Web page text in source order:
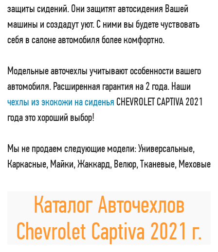
защиты сидений. Они защитят автосидения Вашей
машины и создадут уют. С ними вы будете чуствовать
себя в салоне автомобиля более комфортно.
Модельные авточехлы учитывают особенности вашего
автомобиля. Расширенная гарантия на 2 года. Наши
чехлы из экокожи на сиденья CHEVROLET CAPTIVA 2021
года это хороший выбор!
Мы не продаем следующие модели: Универсальные,
Каркасные, Майки, Жаккард, Велюр, Тканевые, Меховые
Каталог Авточехлов
Chevrolet Captiva 2021 г.